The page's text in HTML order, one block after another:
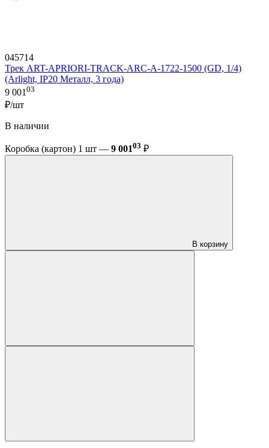
045714
Трек ART-APRIORI-TRACK-ARC-A-1722-1500 (GD, 1/4)
(Arlight, IP20 Металл, 3 года)
9 001 03
₽/шт
В наличии
Коробка (картон) 1 шт — 9 00103 ₽
В корзину